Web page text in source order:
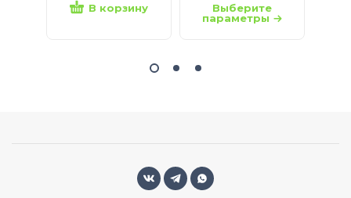
В корзину
Выберите
параметры